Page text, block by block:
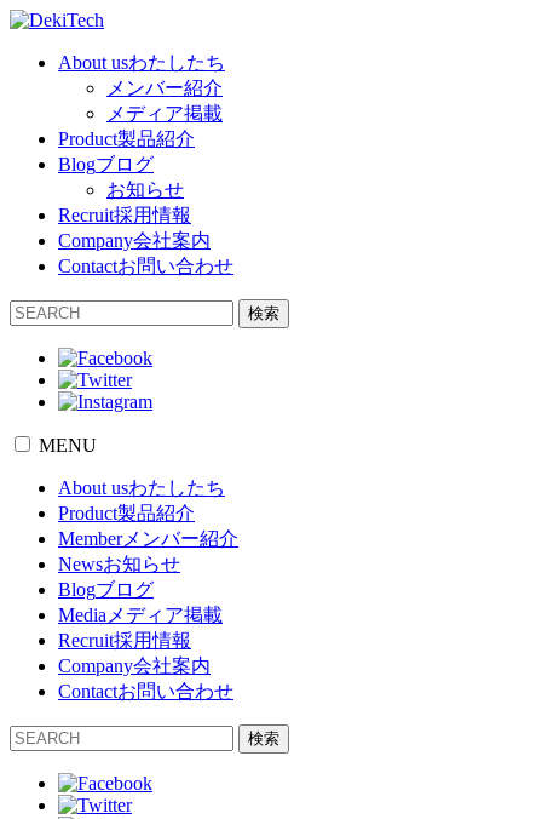
About usわたしたち
メンバー紹介
メディア掲載
Product製品紹介
Blogブログ
お知らせ
Recruit採用情報
Company会社案内
Contactお問い合わせ
検索
MENU
About usわたしたち
Product製品紹介
Memberメンバー紹介
Newsお知らせ
Blogブログ
Media メディア掲載
Recruit採用情報
Company会社案内
Contactお問い合わせ
検索